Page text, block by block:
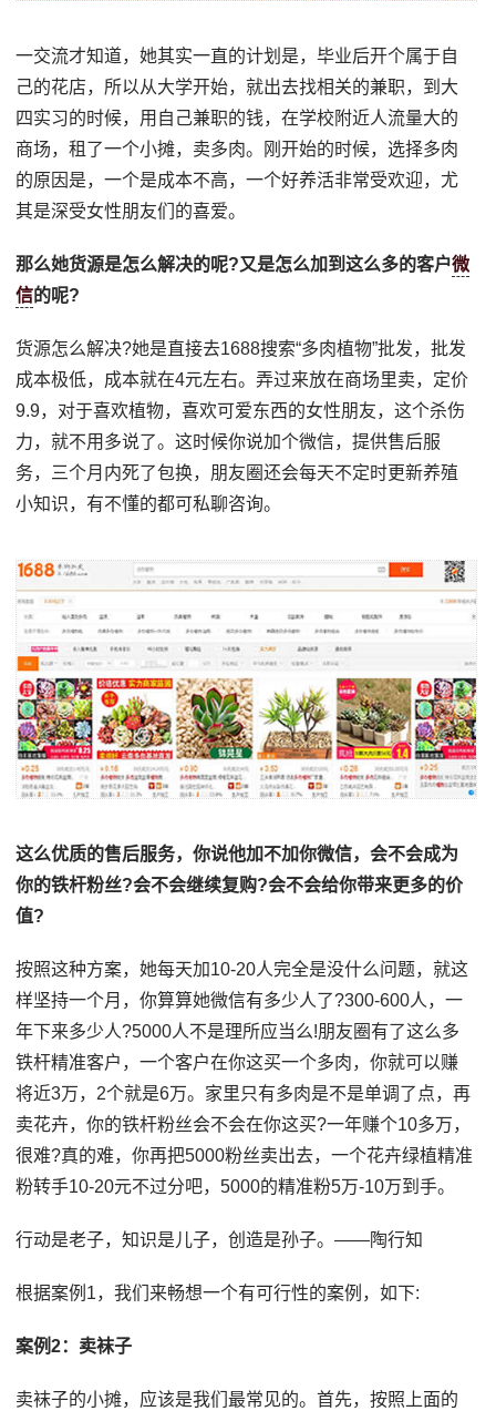
一交流才知道，她其实一直的计划是，毕业后开个属于自
己的花店，所以从大学开始，就出去找相关的兼职，到大
四实习的时候，用自己兼职的钱，在学校附近人流量大的
商场，租了一个小摊，卖多肉。刚开始的时候，选择多肉
的原因是，一个是成本不高，一个好养活非常受欢迎，尤
其是深受女性朋友们的喜爱。
那么她货源是怎么解决的呢?又是怎么加到这么多的客户微
信的呢?
货源怎么解决?她是直接去1688搜索“多肉植物”批发，批发
成本极低，成本就在4元左右。弄过来放在商场里卖，定价
9.9，对于喜欢植物，喜欢可爱东西的女性朋友，这个杀伤
力，就不用多说了。这时候你说加个微信，提供售后服
务，三个月内死了包换，朋友圈还会每天不定时更新养殖
小知识，有不懂的都可私聊咨询。
这么优质的售后服务，你说他加不加你微信，会不会成为
你的铁杆粉丝?会不会继续复购?会不会给你带来更多的价
值?
按照这种方案，她每天加10-20人完全是没什么问题，就这
样坚持一个月，你算算她微信有多少人了?300-600人，一
年下来多少人?5000人不是理所应当么!朋友圈有了这么多
铁杆精准客户，一个客户在你这买一个多肉，你就可以赚
将近3万，2个就是6万。家里只有多肉是不是单调了点，再
卖花卉，你的铁杆粉丝会不会在你这买?一年赚个10多万，
很难?真的难，你再把5000粉丝卖出去，一个花卉绿植精准
粉转手10-20元不过分吧，5000的精准粉5万-10万到手。
行动是老子，知识是儿子，创造是孙子。——陶行知
根据案例1，我们来畅想一个有可行性的案例，如下:
案例2：卖袜子
卖袜子的小摊，应该是我们最常见的。首先，按照上面的